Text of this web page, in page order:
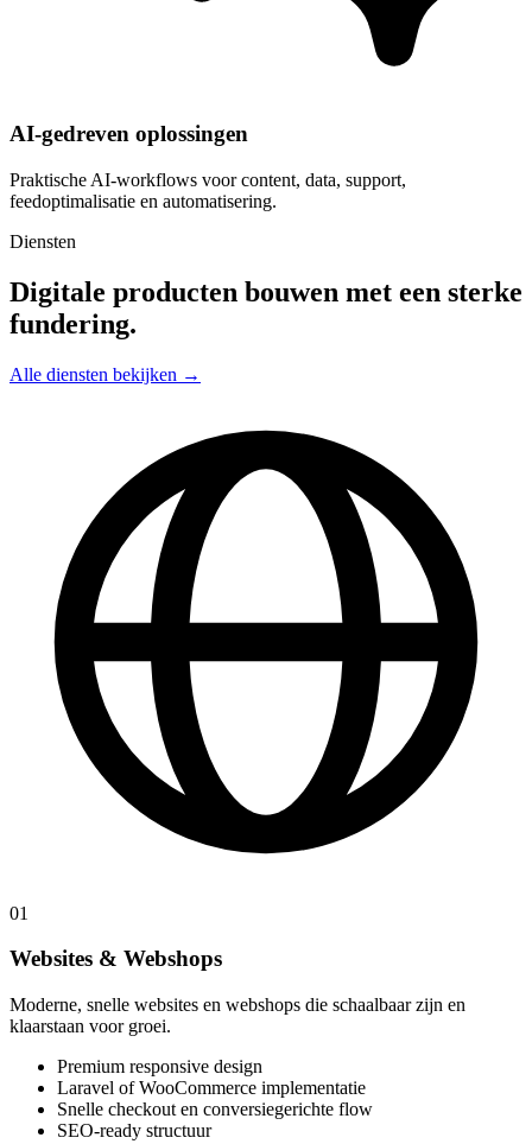
AI-gedreven oplossingen
Praktische AI-workflows voor content, data, support,
feedoptimalisatie en automatisering.
Diensten
Digitale producten bouwen met een sterke
fundering.
Alle diensten bekijken →
01
Websites & Webshops
Moderne, snelle websites en webshops die schaalbaar zijn en
klaarstaan voor groei.
Premium responsive design
Laravel of WooCommerce implementatie
Snelle checkout en conversiegerichte flow
SEO-ready structuur